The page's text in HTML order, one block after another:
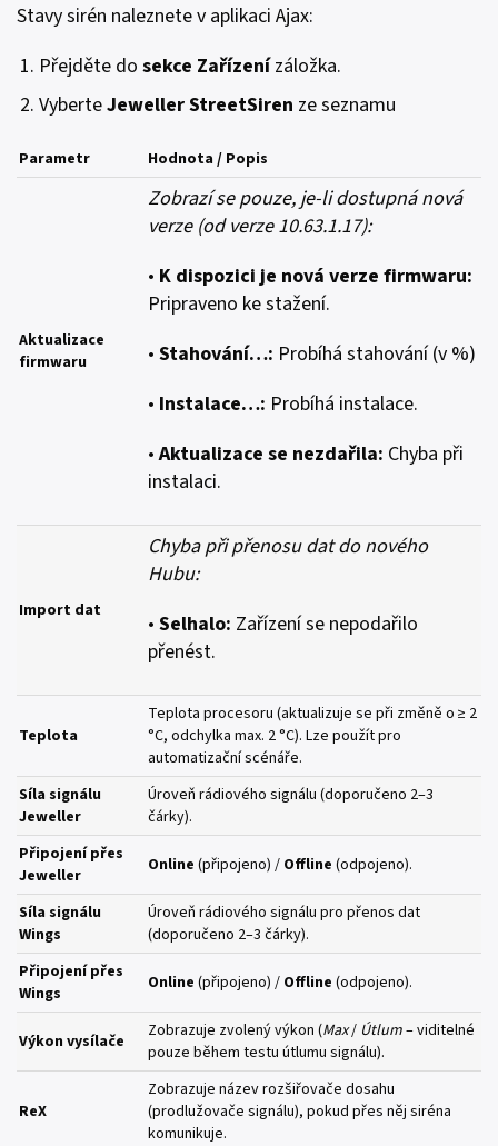
Stavy sirén naleznete v aplikaci Ajax:
Přejděte do sekce Zařízenízáložka.
VyberteJeweller StreetSiren ze seznamu
Parametr Hodnota / Popis
Aktualizace
firmwaru
Zobrazí se pouze, je-li dostupná nová
verze (od verze 10.63.1.17):
• K dispozici je nová verze firmwaru:
Pripraveno ke stažení.
• Stahování…: Probíhá stahování (v %)
• Instalace…: Probíhá instalace.
•Aktualizace se nezdařila: Chyba při
instalaci.
Import dat
Chyba při přenosu dat do nového
Hubu:
• Selhalo: Zařízení se nepodařilo
přenést.
Teplota
Teplota procesoru (aktualizuje se při změně o ≥ 2
°C, odchylka max. 2 °C). Lze použít pro
automatizační scénáře.
Síla signálu
Jeweller
Úroveň rádiového signálu (doporučeno 2–3
čárky).
Připojení přes
Jeweller
Online (připojeno) / Offline (odpojeno).
Síla signálu
Wings
Úroveň rádiového signálu pro přenos dat
(doporučeno 2–3 čárky).
Připojení přes
Wings
Online (připojeno) / Offline (odpojeno).
Výkon vysílače Zobrazuje zvolený výkon (Max/ Útlum– viditelné
pouze během testu útlumu signálu).
ReX
Zobrazuje název rozšiřovače dosahu
(prodlužovače signálu), pokud přes něj siréna
komunikuje.